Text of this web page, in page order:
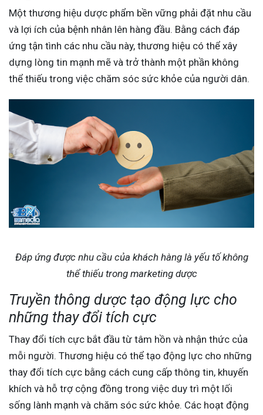
Một thương hiệu dược phẩm bền vững phải đặt nhu cầu
và lợi ích của bệnh nhân lên hàng đầu. Bằng cách đáp
ứng tận tình các nhu cầu này, thương hiệu có thể xây
dựng lòng tin mạnh mẽ và trở thành một phần không
thể thiếu trong việc chăm sóc sức khỏe của người dân.
Đáp ứng được nhu cầu của khách hàng là yếu tố không
thể thiếu trong marketing dược
Truyền thông dược tạo động lực cho
những thay đổi tích cực
Thay đổi tích cực bắt đầu từ tâm hồn và nhận thức của
mỗi người. Thương hiệu có thể tạo động lực cho những
thay đổi tích cực bằng cách cung cấp thông tin, khuyến
khích và hỗ trợ cộng đồng trong việc duy trì một lối
sống lành mạnh và chăm sóc sức khỏe. Các hoạt động